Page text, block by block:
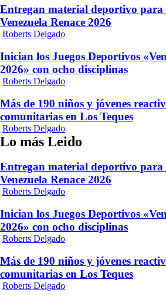
Entregan material deportivo para
Venezuela Renace 2026
Roberts Delgado
Inician los Juegos Deportivos
2026» con ocho disciplinas
Roberts Delgado
Más de 190 niños y jóvenes
comunitarias en Los Teques
Roberts Delgado
Lo más Leido
Entregan material deportivo para
Venezuela Renace 2026
Roberts Delgado
Inician los Juegos Deportivos
2026» con ocho disciplinas
Roberts Delgado
Más de 190 niños y jóvenes
comunitarias en Los Teques
Roberts Delgado